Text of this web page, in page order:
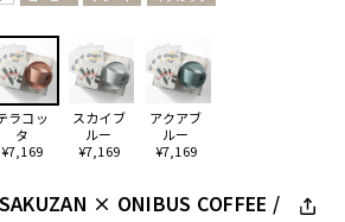
ラコッ
タ
¥7,169
スカイブ
ルー
¥7,169
アクアブ
ルー
¥7,169
× ONIBUS COFFEE /